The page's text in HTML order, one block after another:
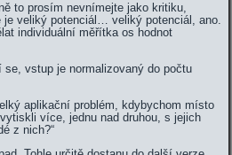
to prosím nevnímejte jako kritiku,
veliký potenciál… veliký potenciál, ano.
individuální měřítka os hodnot
se, vstup je normalizovaný do počtu
aplikační problém, kdybychom místo
více, jednu nad druhou, s jejich
z nich?“